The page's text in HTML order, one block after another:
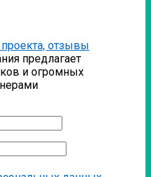
отзывы
предлагает
и огромных